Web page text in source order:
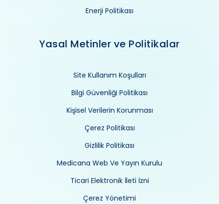
Enerji Politikası
Yasal Metinler ve Politikalar
Site Kullanım Koşulları
Bilgi Güvenliği Politikası
Kişisel Verilerin Korunması
Çerez Politikası
Gizlilik Politikası
Medicana Web Ve Yayın Kurulu
Ticari Elektronik İleti İzni
Çerez Yönetimi